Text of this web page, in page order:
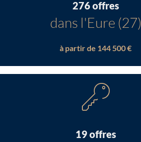
276 offres
dans l'Eure (27)
à partir de 144 500 €
19 offres